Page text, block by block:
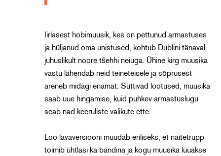
Iirlasest hobimuusik, kes on pettunud armastuses
ja hüljanud oma unistused, kohtub Dublini tänaval
juhuslikult noore tšehhi neiuga. Ühine kirg muusika
vastu lähendab neid teineteisele ja sõprusest
areneb midagi enamat. Süttivad lootused, muusika
saab uue hingamise, kuid puhkev armastuslugu
seab nad keeruliste valikute ette.
Loo lavaversiooni muudab eriliseks, et näitetrupp
toimib ühtlasi ka bändina ja kogu muusika luuakse